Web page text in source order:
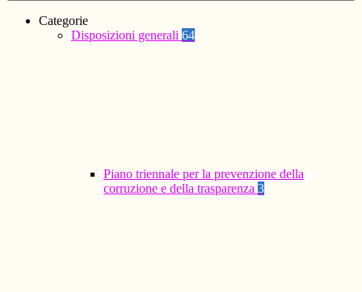
Categorie
Disposizioni generali 64
Piano triennale per la prevenzione della
corruzione e della trasparenza 3